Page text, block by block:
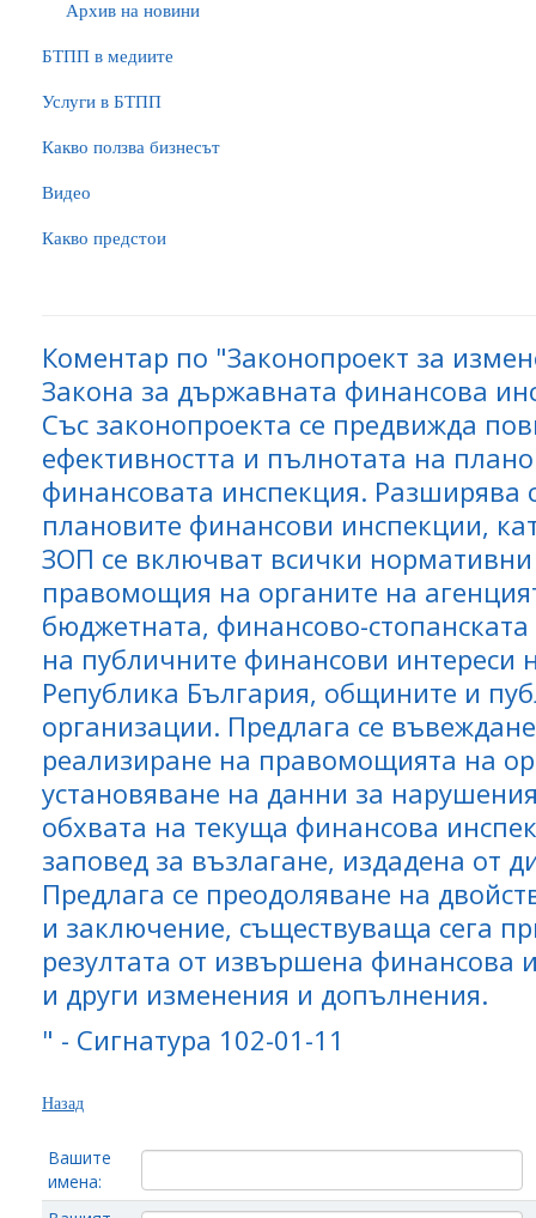
Архив на новини
БTПП в медиите
Услуги в БТПП
Какво ползва бизнесът
Видео
Какво предстои
Коментар по "Законопроект за
Закона за държавната финансова
Със законопроекта се предвижда
ефективността и пълнотата на
финансовата инспекция. Разширява
плановите финансови инспекции,
ЗОП се включват всички нормативни
правомощия на органите на
бюджетната, финансово-
на публичните финансови интереси
Република България, общините и
организации. Предлага се
реализиране на правомощията на
установяване на данни за
обхвата на текуща финансова
заповед за възлагане, издадена от
Предлага се преодоляване на
и заключение, съществуваща сега
резултата от извършена финансова
и други изменения и допълнения.
" - Сигнатура 102-01-11
Назад
Вашите
имена: